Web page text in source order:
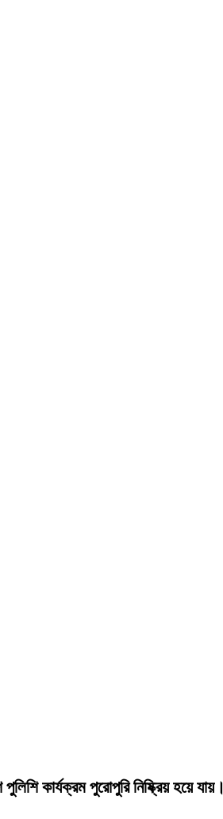
কার্যক্রম পুরোপুরি নিষ্ক্রিয় হয়ে যায়।